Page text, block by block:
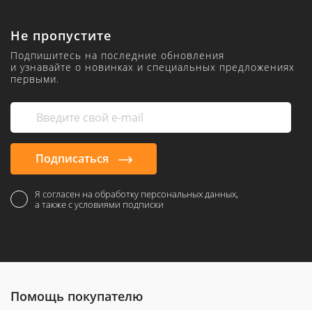
Не пропустите
Подпишитесь на последние обновления
и узнавайте о новинках и специальных предложениях
первыми.
Подписаться
Я согласен на обработку персональных данных,
а также с условиями подписки
Помощь покупателю